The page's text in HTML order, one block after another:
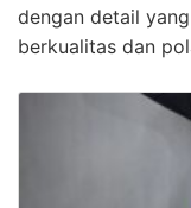
dengan detail
berkualitas dan